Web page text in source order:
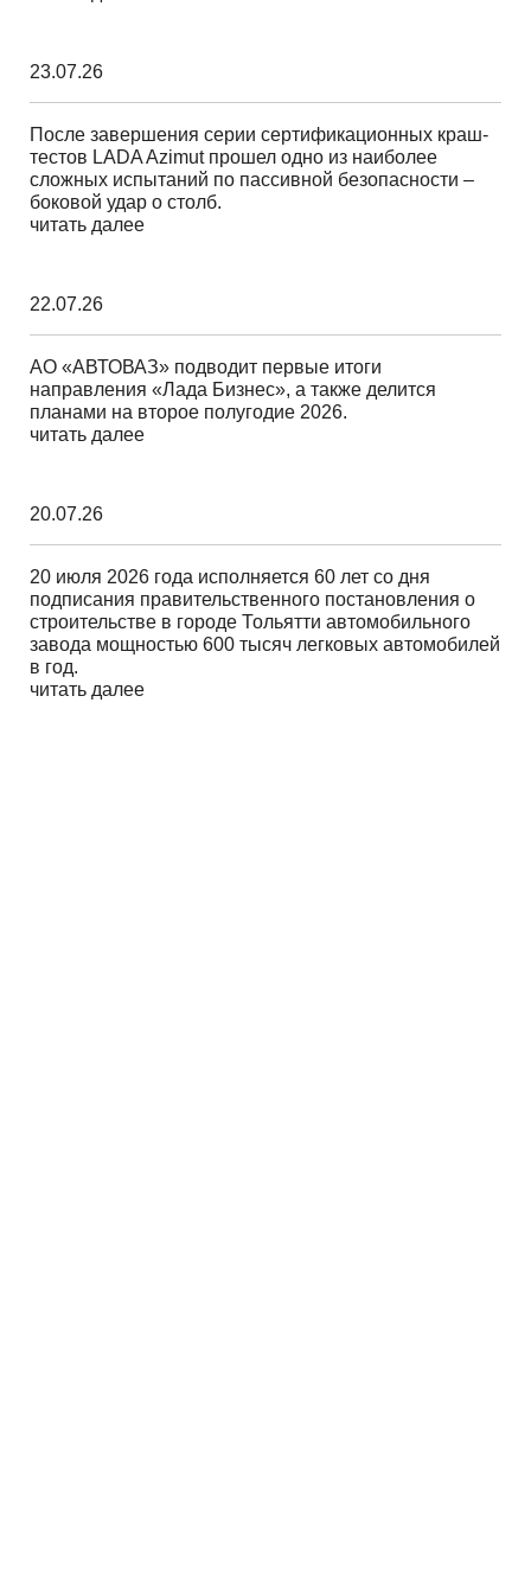
23.07.26
После завершения серии сертификационных краш-
тестов LADA Azimut прошел одно из наиболее
сложных испытаний по пассивной безопасности –
боковой удар о столб.
читать далее
22.07.26
АО «АВТОВАЗ» подводит первые итоги
направления «Лада Бизнес», а также делится
планами на второе полугодие 2026.
читать далее
20.07.26
20 июля 2026 года исполняется 60 лет со дня
подписания правительственного постановления о
строительстве в городе Тольятти автомобильного
завода мощностью 600 тысяч легковых автомобилей
в год.
читать далее